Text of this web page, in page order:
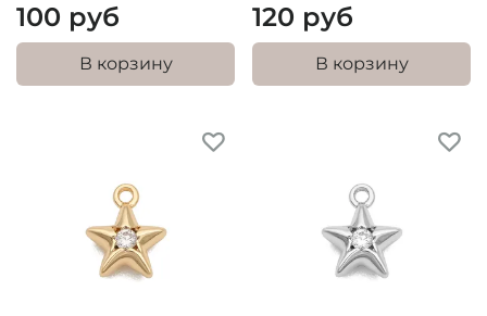
100 руб
В корзину
120 руб
В корзину